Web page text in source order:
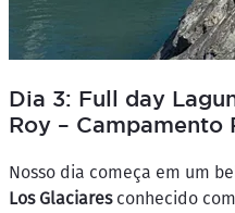
Dia 3: Full day
Roy – Campamento
Nosso dia começa em um
Los Glaciaresconhecido